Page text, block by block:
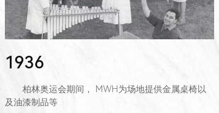
1936
柏林奥运会期间， MWH为场地提供金属桌椅以
及油漆制品等